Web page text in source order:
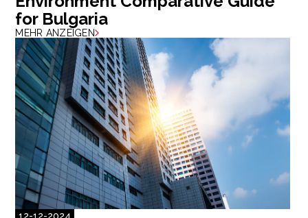
for Bulgaria
MEHR ANZEIGEN